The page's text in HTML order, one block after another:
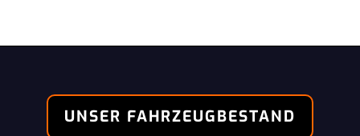
UNSER FAHRZEUGBESTAND